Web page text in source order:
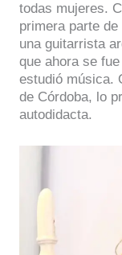
todas mujeres.
primera parte
una guitarrista
que ahora se
estudió música.
de Córdoba, lo
autodidacta.